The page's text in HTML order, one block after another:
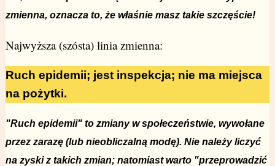
zmienna, oznacza to, że właśnie masz takie szczęście!
Najwyższa (szósta) linia zmienna:
Ruch epidemii; jest inspekcja; nie ma miejsca
na pożytki.
"Ruch epidemii" to zmiany w społeczeństwie, wywołane
przez zarazę (lub nieobliczalną modę). Nie należy liczyć
na zyski z takich zmian; natomiast warto "przeprowadzić